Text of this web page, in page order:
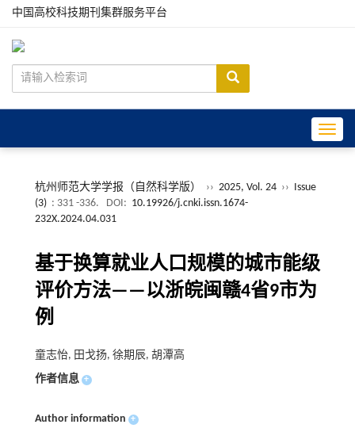
中国高校科技期刊集群服务平台
杭州师范大学学报（自然科学版） ›› 2025, Vol. 24 ›› Issue
(3) : 331 -336. DOI: 10.19926/j.cnki.issn.1674-
232X.2024.04.031
基于换算就业人口规模的城市能级
评价方法——以浙皖闽赣4省9市为
例
童志怡, 田戈扬, 徐期辰, 胡潭高
作者信息 +
Author information +